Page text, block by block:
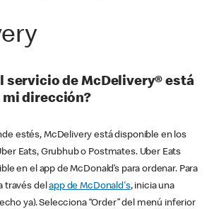
servicio de McDelivery® está
dirección?
estés, McDelivery está disponible en los
Eats, Grubhub o Postmates. Uber Eats
en el app de McDonald’s para ordenar. Para
través delapp de McDonald's, inicia una
ya). Selecciona “Order” del menú inferior